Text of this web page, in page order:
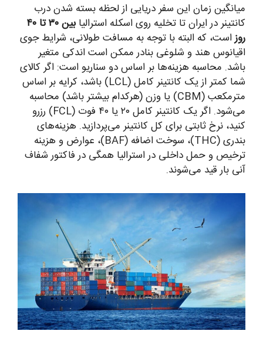
میانگین زمان این سفر دریایی از لحظه بسته شدن درب
کانتینر در ایران تا تخلیه روی اسکله استرالیا
بین ۳۰ تا ۴۰
روزاست، که البته با توجه به مسافت طولانی، شرایط جوی
اقیانوس هند و شلوغی بنادر ممکن است اندکی متغیر
باشد. محاسبه هزینه‌ها بر اساس دو سناریو است: اگر کالای
شما کمتر از یک کانتینر کامل (LCL) باشد، کرایه بر اساس
مترمکعب (CBM) یا وزن (هرکدام بیشتر باشد) محاسبه
می‌شود. اگر یک کانتینر کامل ۲۰ یا ۴۰ فوت (FCL) رزرو
کنید، نرخ ثابتی برای کل کانتینر می‌پردازید. هزینه‌های
بندری (THC)، سوخت اضافه (BAF)، عوارض و هزینه
ترخیص و حمل داخلی در استرالیا همگی در فاکتور شفاف
آنی بار قید می‌شوند.